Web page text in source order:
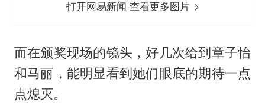
打开网易新闻 查看更多图片
而在颁奖现场的镜头，好几次给到章子怡
和马丽，能明显看到她们眼底的期待一点
点熄灭。